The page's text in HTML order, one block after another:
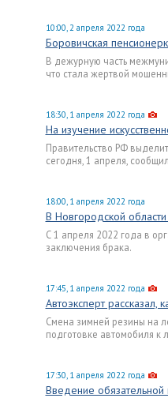
10:00, 2 апреля 2022 года
Боровичская
В дежурную часть
что стала жертвой
18:30, 1 апреля 2022 года
На изучение
Правительство РФ
сегодня, 1 апреля,
18:00, 1 апреля 2022 года
В Новгородской
С 1 апреля 2022 года в
заключения брака.
17:45, 1 апреля 2022 года
Автоэксперт
Смена зимней резины на
подготовке автомобиля к
17:30, 1 апреля 2022 года
Введение